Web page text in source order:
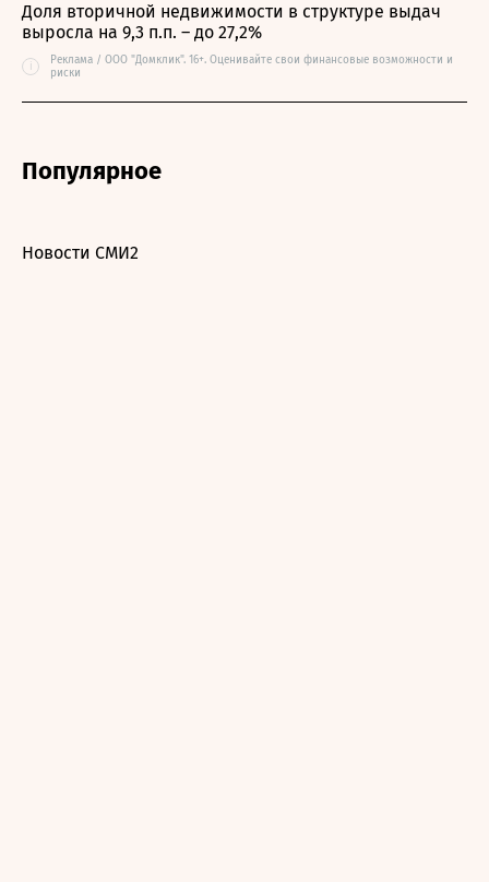
Доля вторичной недвижимости в структуре выдач
выросла на 9,3 п.п. – до 27,2%
i
Реклама / ООО "Домклик". 16+. Оценивайте свои финансовые возможности и
риски
Популярное
Новости СМИ2